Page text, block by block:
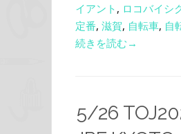
イアント , ロコバイシ
定番, 滋賀, 自転車, 自
続きを読む→
5/26